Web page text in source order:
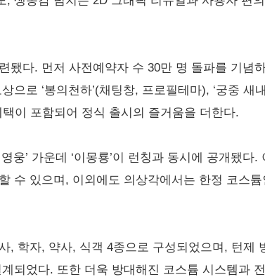
됐다. 먼저 사전예약자 수 30만 명 돌파를 기념
로 ‘봉의천하’(채팅창, 프로필테마), ‘궁중 새
이 포함되어 정식 출시의 즐거움을 더한다.
웅’ 가운데 ‘이몽룡’이 런칭과 동시에 공개됐다.
수 있으며, 이외에도 의상각에서는 한정 코스튬
, 학자, 약사, 식객 4종으로 구성되었으며, 턴제
되었다. 또한 더욱 방대해진 코스튬 시스템과